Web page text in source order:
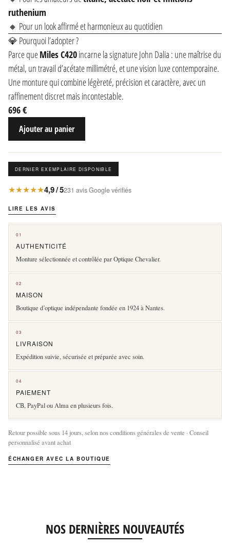
ruthenium
🔸 Pour un look affirmé et harmonieux au quotidien
💎 Pourquoi l’adopter ?
Parce queMiles C420incarne la signature John Dalia : une maîtrise du
métal, un travail d’acétate millimétré, et une vision luxe contemporaine.
Une monture qui combine légèreté, précision et caractère, avec un
raffinement discret mais incontestable.
696 €
Ajouter au panier
DERNIER EXEMPLAIRE DISPONIBLE
★★★★★4,9 / 5231 avis Google vérifiés
LIRE LES AVIS
01
AUTHENTICITÉ
Monture sélectionnée et contrôlée par Optique Chevalier.
02
MAISON
Boutique d’optique indépendante fondée en 1924 à Nantes.
03
LIVRAISON
Expédition suivie, sécurisée et préparée avec soin.
04
PAIEMENT
CB, PayPal ou Alma en plusieurs fois.
Retour possible sous 14 jours, selon nos conditions générales de vente · Conseil
personnalisé avant achat
ÉCHANGER AVEC LA BOUTIQUE
NOS DERNIÈRES NOUVEAUTÉS